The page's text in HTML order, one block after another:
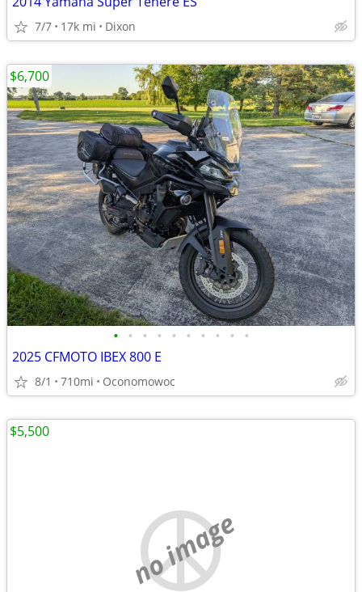
7/7 17k mi Dixon
• • • • • • • • • •
2025 CFMOTO IBEX 800 E
8/1 710mi Oconomowoc
$6,700
no image
$5,500